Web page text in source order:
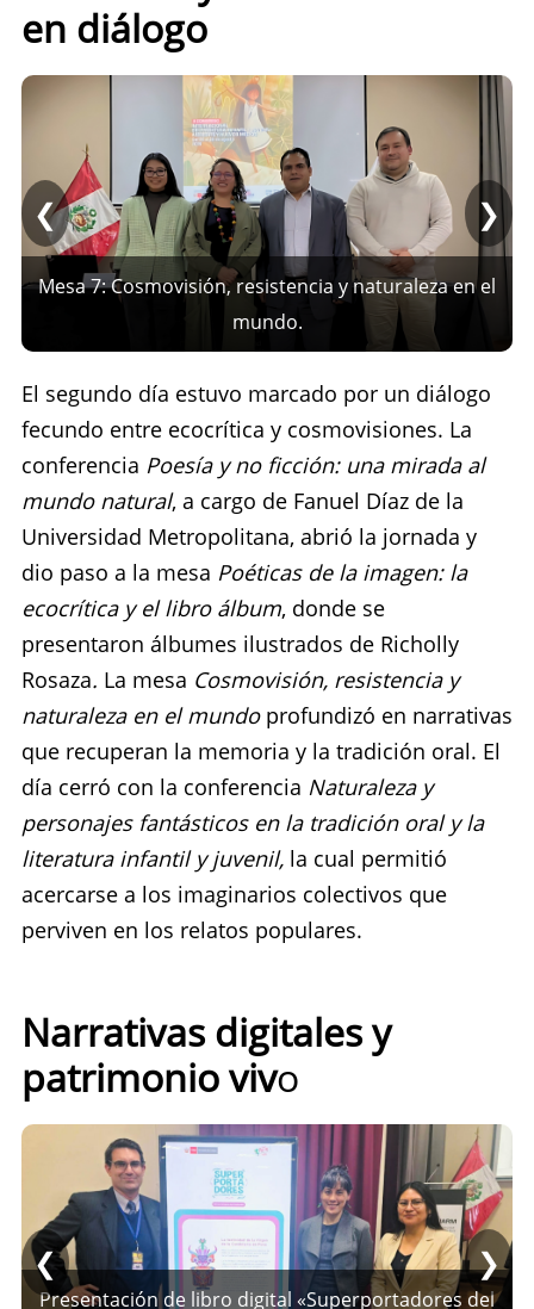
en diálogo
Mesa 7: Cosmovisión, resistencia y naturaleza en el
mundo.
❮ ❯
El segundo día estuvo marcado por un diálogo
fecundo entre ecocrítica y cosmovisiones. La
conferencia Poesía y no ficción: una mirada al
mundo natural, a cargo de Fanuel Díaz de la
Universidad Metropolitana, abrió la jornada y
dio paso a la mesa Poéticas de la imagen: la
ecocrítica y el libro álbum, donde se
presentaron álbumes ilustrados de Richolly
Rosaza. La mesa Cosmovisión, resistencia y
naturaleza en el mundoprofundizó en narrativas
que recuperan la memoria y la tradición oral. El
día cerró con la conferencia Naturaleza y
personajes fantásticos en la tradición oral y la
literatura infantil y juvenil, la cual permitió
acercarse a los imaginarios colectivos que
perviven en los relatos populares.
Narrativas digitales y
patrimonio vivo
Presentación de libro digital «Superportadores del
❮ ❯